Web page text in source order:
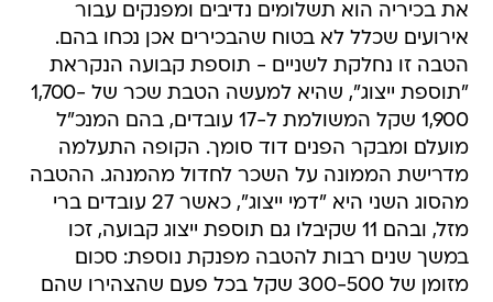
את בכיריה הוא תשלומים נדיבים ומפנקים עבור
אירועים שכלל לא בטוח שהבכירים אכן נכחו בהם.
הטבה זו נחלקת לשניים - תוספת קבועה הנקראת
"תוספת ייצוג", שהיא למעשה הטבת שכר של 1,700-
1,900 שקל המשולמת ל-17 עובדים, בהם המנכ"ל
מועלם ומבקר הפנים דוד סומך. הקופה התעלמה
מדרישת הממונה על השכר לחדול מהמנהג. ההטבה
מהסוג השני היא "דמי ייצוג", כאשר 27 עובדים ברי
מזל, ובהם 11 שקיבלו גם תוספת ייצוג קבועה, זכו
במשך שנים רבות להטבה מפנקת נוספת: סכום
מזומן של 300-500 שקל בכל פעם שהצהירו שהם